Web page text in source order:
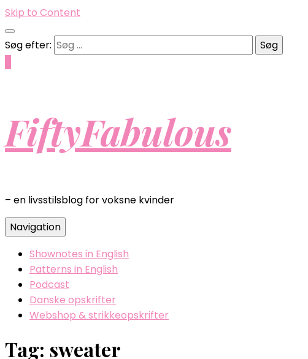
Skip to Content
Søg efter:
FiftyFabulous
– en livsstilsblog for voksne kvinder
Navigation
Shownotes in English
Patterns in English
Podcast
Danske opskrifter
Webshop & strikkeopskrifter
Tag: sweater